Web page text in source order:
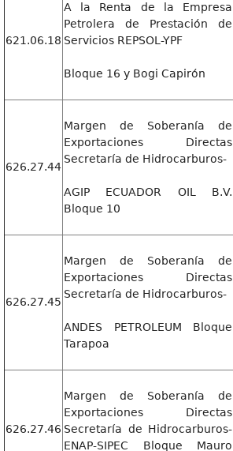
621.06.18
A la Renta de la Empresa
Petrolera de Prestación de
Servicios REPSOL-YPF
Bloque 16 y Bogi Capirón
626.27.44
Margen de Soberanía de
Exportaciones Directas
Secretaría de Hidrocarburos-
AGIP ECUADOR OIL B.V.
Bloque 10
626.27.45
Margen de Soberanía de
Exportaciones Directas
Secretaría de Hidrocarburos-
ANDES PETROLEUM Bloque
Tarapoa
626.27.46
Margen de Soberanía de
Exportaciones Directas
Secretaría de Hidrocarburos-
ENAP-SIPEC Bloque Mauro